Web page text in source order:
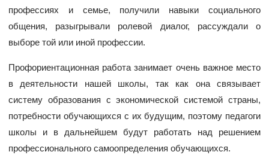
профессиях и семье, получили навыки социального
общения, разыгрывали ролевой диалог, рассуждали о
выборе той или иной профессии.
Профориентационная работа занимает очень важное место
в деятельности нашей школы, так как она связывает
систему образования с экономической системой страны,
потребности обучающихся с их будущим, поэтому педагоги
школы и в дальнейшем будут работать над решением
профессионального самоопределения обучающихся.